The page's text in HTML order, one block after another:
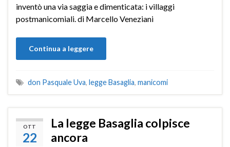
inventò una via saggia e dimenticata: i villaggi
postmanicomiali. di Marcello Veneziani
Continua a leggere
don Pasquale Uva, legge Basaglia, manicomi
OTT
22
La legge Basaglia colpisce
ancora